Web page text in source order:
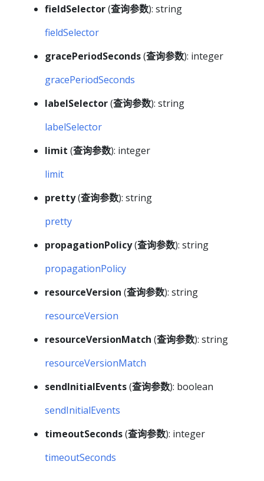
fieldSelector(查询参数): string
fieldSelector
gracePeriodSeconds(查询参数): integer
gracePeriodSeconds
labelSelector(查询参数): string
labelSelector
limit (查询参数): integer
limit
pretty(查询参数): string
pretty
propagationPolicy(查询参数): string
propagationPolicy
resourceVersion (查询参数): string
resourceVersion
resourceVersionMatch (查询参数): string
resourceVersionMatch
sendInitialEvents(查询参数): boolean
sendInitialEvents
timeoutSeconds(查询参数): integer
timeoutSeconds